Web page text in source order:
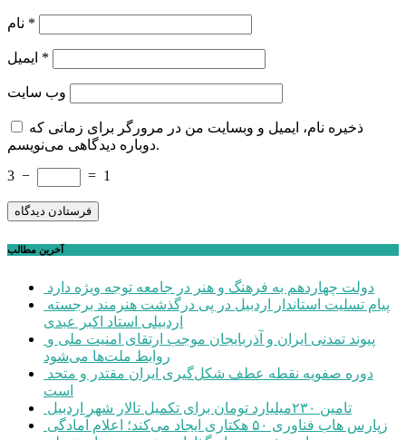
*
*
وب‌ سایت
ذخیره نام، ایمیل و وبسایت من در مرورگر برای زمانی که
دوباره دیدگاهی می‌نویسم.
3 − = 1
آخرین مطالب
دولت چهاردهم به فرهنگ و هنر در جامعه توجه ویژه دارد
اردبیلی استاد اکبر عبدی
روابط ملت‌ها می‌شود
است
تامین ۲۳۰میلیارد تومان برای تکمیل تالار شهر اردبیل